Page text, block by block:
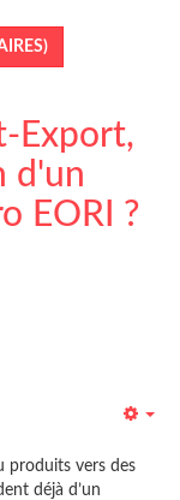
Export,
d'un
EORI ?
produits vers des
déjà d’un